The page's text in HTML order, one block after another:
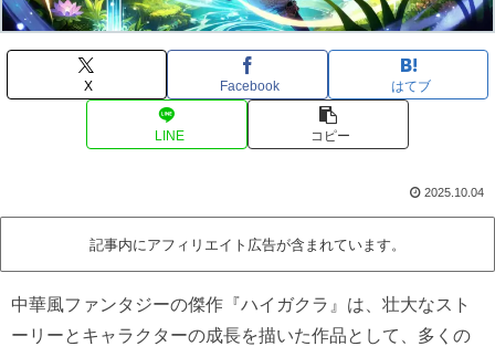
X Facebook はてブ
LINE コピー
2025.10.04
記事内にアフィリエイト広告が含まれています。
中華風ファンタジーの傑作『ハイガクラ』は、壮大なスト
ーリーとキャラクターの成長を描いた作品として、多くの